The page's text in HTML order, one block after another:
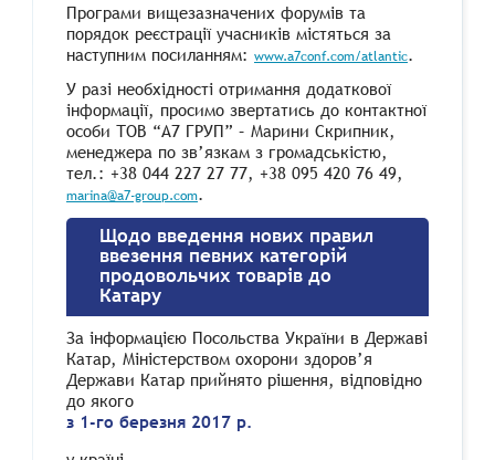
Програми вищезазначених форумів та
порядок реєстрації учасників містяться за
наступним посиланням: www.a7conf.com/atlantic.
У разі необхідності отримання додаткової
інформації, просимо звертатись до контактної
особи ТОВ “А7 ГРУП” – Марини Скрипник,
менеджера по зв’язкам з громадськістю,
тел.: +38 044 227 27 77, +38 095 420 76 49,
marina@a7-group.com.
Щодо введення нових правил
ввезення певних категорій
продовольчих товарів до
Катару
За інформацією Посольства України в Державі
Катар, Міністерством охорони здоров’я
Держави Катар прийнято рішення, відповідно
до якого
з 1-го березня 2017 р.